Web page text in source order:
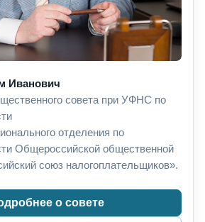
Иванович
совета при УФНС по
отделения по
Общероссийской общественной
союз налогоплательщиков».
о совете